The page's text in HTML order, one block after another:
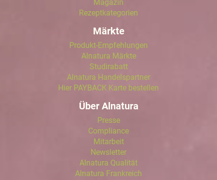
Magazin
Rezeptkategorien
Märkte
Produkt-Empfehlungen
Alnatura Märkte
Studirabatt
Alnatura Handelspartner
Hier PAYBACK Karte bestellen
Über Alnatura
Presse
Compliance
Mitarbeit
Newsletter
Alnatura Qualität
Alnatura Frankreich